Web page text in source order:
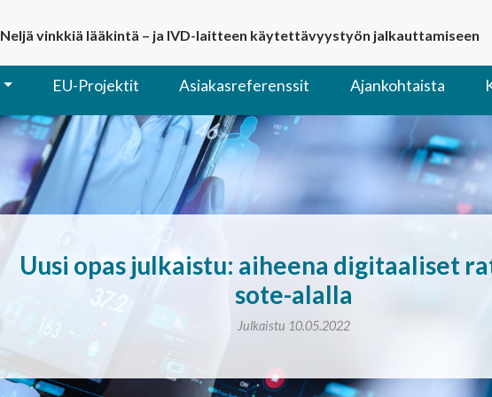
EU-Projektit Asiakasreferenssit Ajankohtaista
Uusi opas julkaistu: aiheena digitaaliset
sote-alalla
Julkaistu 10.05.2022
Neljä vinkkiä lääkintä – ja IVD-laitteen käytettävyystyön jalkauttamiseen